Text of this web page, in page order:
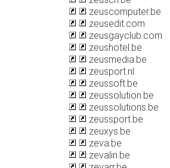
zeuscomputer.be
zeusedit.com
zeusgayclub.com
zeushotel.be
zeusmedia.be
zeusport.nl
zeussoft.be
zeussolution.be
zeussolutions.be
zeussport.be
zeuxys.be
zeva.be
zevalin.be